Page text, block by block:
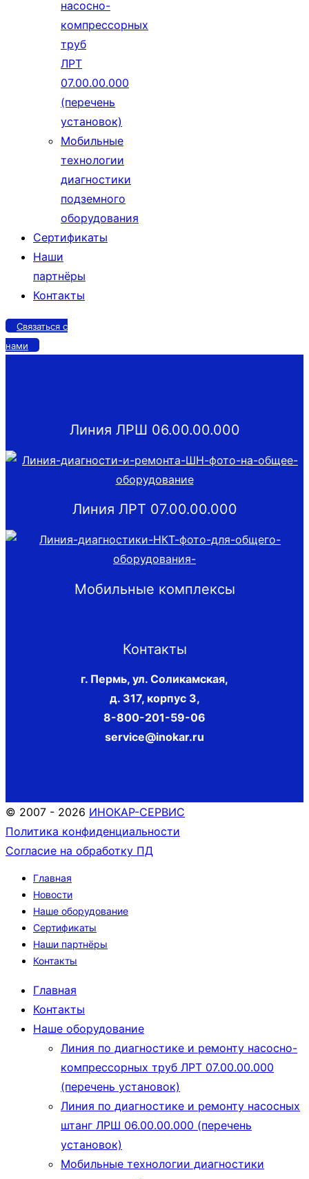
насосно-
компрессорных
труб
ЛРТ
07.00.00.000
(перечень
установок)
Мобильные
технологии
диагностики
подземного
оборудования
Сертификаты
Наши
партнёры
Контакты
Связаться с
нами
Линия ЛРШ 06.00.00.000
Линия ЛРТ 07.00.00.000
Мобильные комплексы
Контакты
г. Пермь, ул. Соликамская,
д. 317, корпус 3,
8-800-201-59-06
service@inokar.ru
© 2007 - 2026 ИНОКАР-СЕРВИС
Политика конфиденциальности
Согласие на обработку ПД
Главная
Новости
Наше оборудование
Сертификаты
Наши партнёры
Контакты
Главная
Контакты
Наше оборудование
Линия по диагностике и ремонту насосно-
компрессорных труб ЛРТ 07.00.00.000
(перечень установок)
Линия по диагностике и ремонту насосных
штанг ЛРШ 06.00.00.000 (перечень
установок)
Мобильные технологии диагностики